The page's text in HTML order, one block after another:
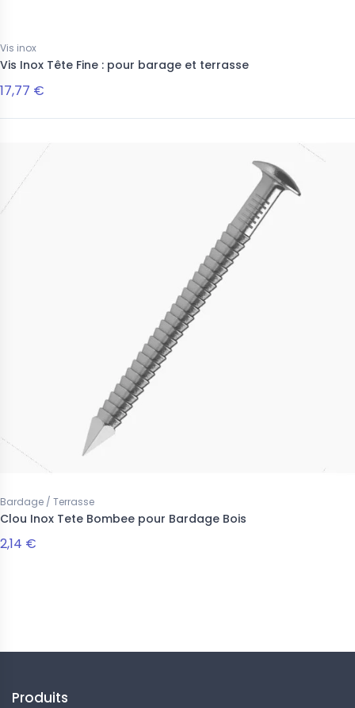
Vis inox
Vis Inox Tête Fine : pour barage et terrasse
17,77 €
Bardage / Terrasse
Clou Inox Tete Bombee pour Bardage Bois
2,14 €
Produits